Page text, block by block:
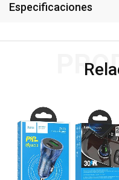
Especificaciones